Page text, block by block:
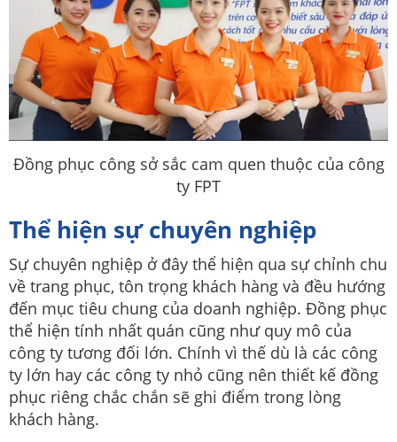
Đồng phục công sở sắc cam quen thuộc của công
ty FPT
Thể hiện sự chuyên nghiệp
Sự chuyên nghiệp ở đây thể hiện qua sự chỉnh chu
về trang phục, tôn trọng khách hàng và đều hướng
đến mục tiêu chung của doanh nghiệp. Đồng phục
thể hiện tính nhất quán cũng như quy mô của
công ty tương đối lớn. Chính vì thế dù là các công
ty lớn hay các công ty nhỏ cũng nên thiết kế đồng
phục riêng chắc chắn sẽ ghi điểm trong lòng
khách hàng.